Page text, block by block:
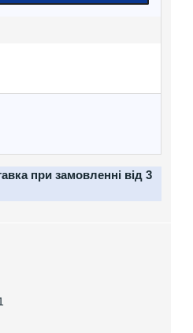
при замовленні від 3